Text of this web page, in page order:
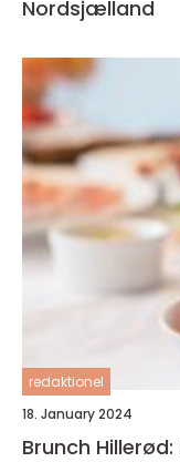
Nordsjælland
redaktionel
18. January 2024
Brunch